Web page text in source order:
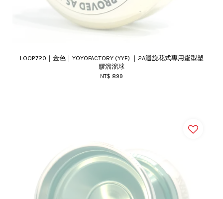
LOOP720｜金色｜YOYOFACTORY (YYF) ｜2A迴旋花式專用蛋型塑
膠溜溜球
NT$ 899